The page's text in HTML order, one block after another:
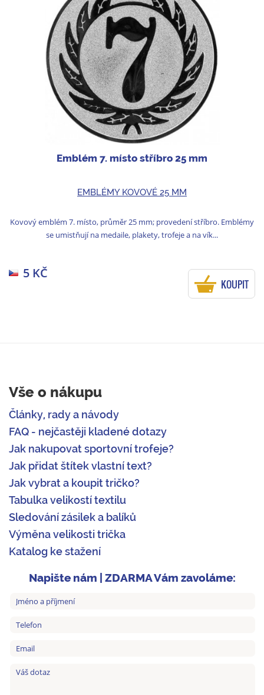
Emblém 7. místo stříbro 25 mm
EMBLÉMY KOVOVÉ 25 MM
Kovový emblém 7. místo, průměr 25 mm; provedení stříbro. Emblémy
se umistňují na medaile, plakety, trofeje a na vík...
5 KČ
KOUPIT
Vše o nákupu
Články, rady a návody
FAQ - nejčastěji kladené dotazy
Jak nakupovat sportovní trofeje?
Jak přidat štítek vlastní text?
Jak vybrat a koupit tričko?
Tabulka velikostí textilu
Sledování zásilek a balíků
Výměna velikosti trička
Katalog ke stažení
Napište nám | ZDARMA Vám zavoláme: